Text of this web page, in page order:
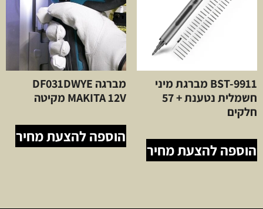
BST-9911 מברגת מיני
חשמלית נטענת + 57
חלקים
הוספה להצעת מחיר
מברגה DF031DWYE
MAKITA 12V מקיטה
הוספה להצעת מחיר